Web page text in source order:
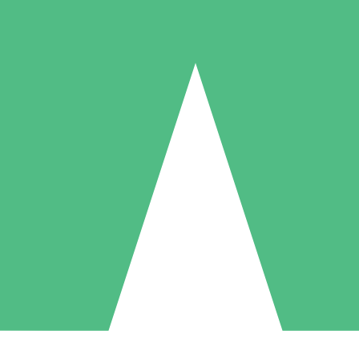
Individuelle Credit-Pakete
nach Bedarf mit Download-Credits. Keine monatliche Verpflichtung